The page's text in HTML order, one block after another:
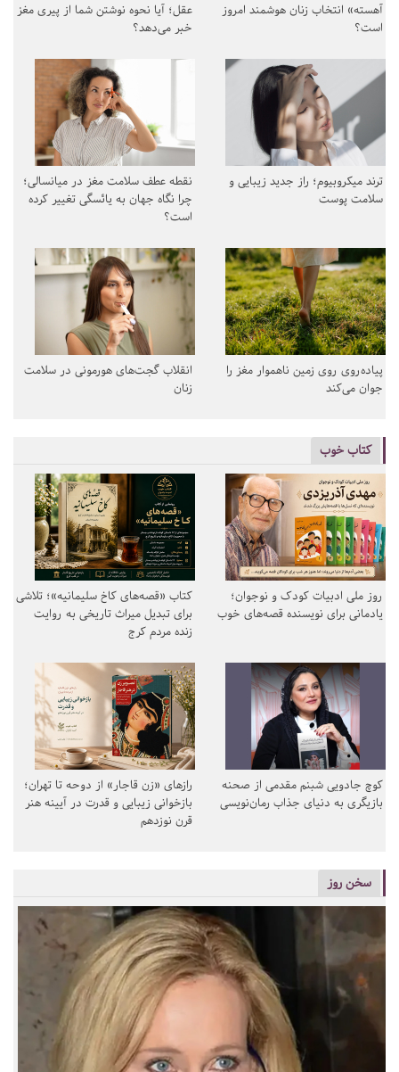
آهسته» انتخاب زنان هوشمند امروز
است؟
عقل؛ آیا نحوه نوشتن شما از پیری مغز
خبر می‌دهد؟
ترند میکروبیوم؛ راز جدید زیبایی و
سلامت پوست
نقطه عطف سلامت مغز در میانسالی؛
چرا نگاه جهان به یائسگی تغییر کرده
است؟
پیاده‌روی روی زمین ناهموار مغز را
جوان می‌کند
انقلاب گجت‌های هورمونی در سلامت
زنان
کتاب خوب
روز ملی ادبیات کودک و نوجوان؛
یادمانی برای نویسنده قصه‌های خوب
کتاب «قصه‌های کاخ سلیمانیه»؛ تلاشی
برای تبدیل میراث تاریخی به روایت
زنده مردم کرج
کوچ جادویی شبنم مقدمی از صحنه
بازیگری به دنیای جذاب رمان‌نویسی
رازهای «زن قاجار» از دوحه تا تهران؛
بازخوانی زیبایی و قدرت در آیینه هنر
قرن نوزدهم
سخن روز